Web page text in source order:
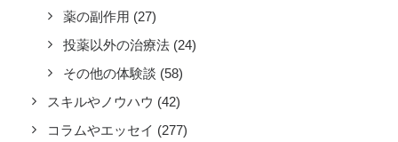
薬の副作用 (27)
投薬以外の治療法 (24)
その他の体験談 (58)
スキルやノウハウ (42)
コラムやエッセイ (277)